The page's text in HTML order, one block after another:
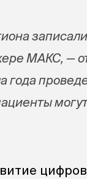
МАКС, —
года